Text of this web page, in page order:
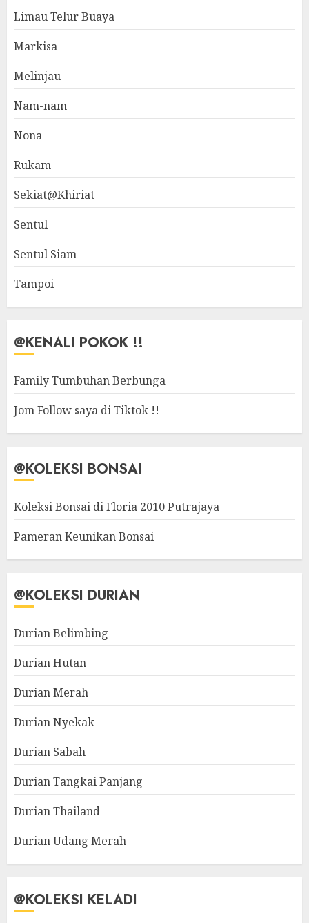
Limau Telur Buaya
Markisa
Melinjau
Nam-nam
Nona
Rukam
Sekiat@Khiriat
Sentul
Sentul Siam
Tampoi
@KENALI POKOK !!
Family Tumbuhan Berbunga
Jom Follow saya di Tiktok !!
@KOLEKSI BONSAI
Koleksi Bonsai di Floria 2010 Putrajaya
Pameran Keunikan Bonsai
@KOLEKSI DURIAN
Durian Belimbing
Durian Hutan
Durian Merah
Durian Nyekak
Durian Sabah
Durian Tangkai Panjang
Durian Thailand
Durian Udang Merah
@KOLEKSI KELADI